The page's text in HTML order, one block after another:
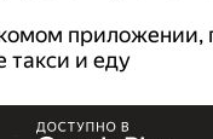
приложении,
такси и еду